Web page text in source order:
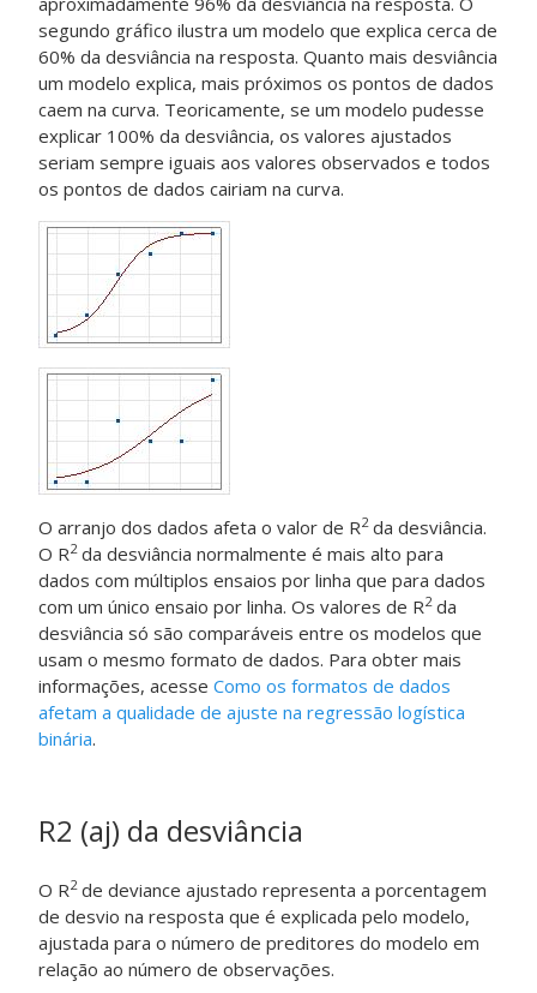
segundo gráfico ilustra um modelo que explica cerca de
60% da desviância na resposta. Quanto mais desviância
um modelo explica, mais próximos os pontos de dados
caem na curva. Teoricamente, se um modelo pudesse
explicar 100% da desviância, os valores ajustados
seriam sempre iguais aos valores observados e todos
os pontos de dados cairiam na curva.
O arranjo dos dados afeta o valor de R2da desviância.
O R2da desviância normalmente é mais alto para
dados com múltiplos ensaios por linha que para dados
com um único ensaio por linha. Os valores de R2da
desviância só são comparáveis entre os modelos que
usam o mesmo formato de dados. Para obter mais
informações, acesse Como os formatos de dados
afetam a qualidade de ajuste na regressão logística
binária.
R2 (aj) da desviância
O R2de deviance ajustado representa a porcentagem
de desvio na resposta que é explicada pelo modelo,
ajustada para o número de preditores do modelo em
relação ao número de observações.